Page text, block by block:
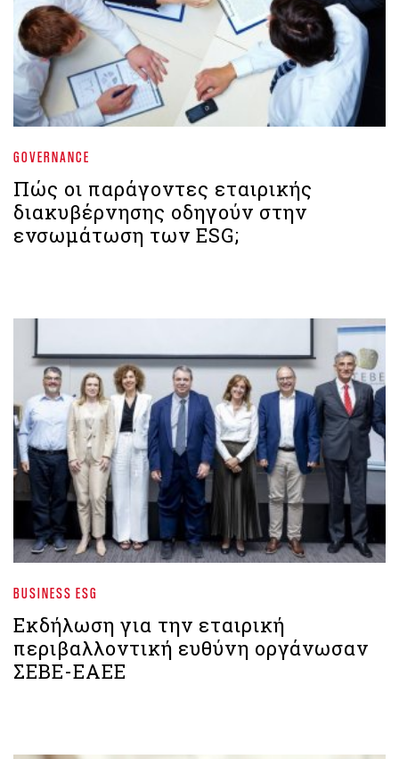
GOVERNANCE
Πώς οι παράγοντες εταιρικής
διακυβέρνησης οδηγούν στην
ενσωμάτωση των ESG;
BUSINESS ESG
Εκδήλωση για την εταιρική
περιβαλλοντική ευθύνη οργάνωσαν
ΣΕΒΕ-ΕΑΕΕ